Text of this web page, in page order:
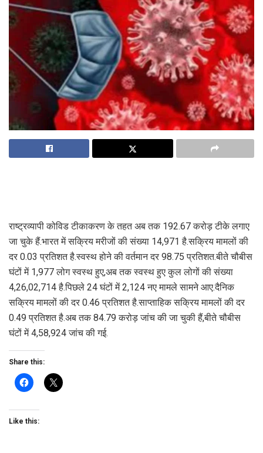
राष्ट्रव्यापी कोविड टीकाकरण के तहत अब तक 192.67 करोड़ टीके लगाए
जा चुके हैं.भारत में सक्रिय मरीजों की संख्या 14,971 है.सक्रिय मामलों की
दर 0.03 प्रतिशत है.स्वस्थ होने की वर्तमान दर 98.75 प्रतिशत.बीते चौबीस
घंटों में 1,977 लोग स्वस्थ हुए,अब तक स्वस्थ हुए कुल लोगों की संख्या
4,26,02,714 है.पिछले 24 घंटों में 2,124 नए मामले सामने आए.दैनिक
सक्रिय मामलों की दर 0.46 प्रतिशत है.साप्ताहिक सक्रिय मामलों की दर
0.49 प्रतिशत है.अब तक 84.79 करोड़ जांच की जा चुकी हैं,बीते चौबीस
घंटों में 4,58,924 जांच की गई.
Share this:
Like this: